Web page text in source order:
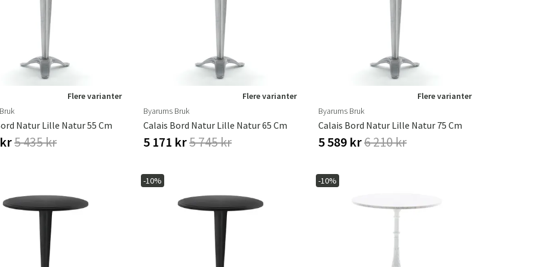
Hængestole
Haveredskaber
Badeværelsestæpper
Badeværelsesindretning
Flere varianter
Natur Lille Natur 55 Cm
5 435 kr
Flere varianter
Byarums Bruk
Calais Bord Natur Lille Natur 65 Cm
5 171 kr5 745 kr
Flere varianter
Byarums Bruk
Calais Bord Natur Lille Natur 75 Cm
5 589 kr6 210 kr
-10% -10%